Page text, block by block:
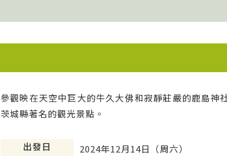
參觀映在天空中巨大的牛久大佛和寂靜莊嚴的鹿島神
茨城縣著名的觀光景點。
出發日
2024年12月14日（周六）